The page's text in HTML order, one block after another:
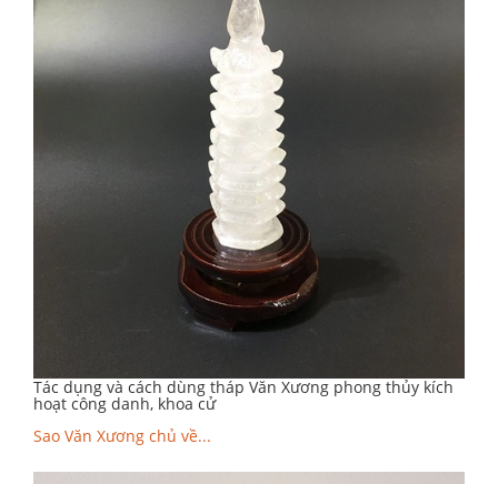
Tác dụng và cách dùng tháp Văn Xương phong thủy kích
hoạt công danh, khoa cử
Sao Văn Xương chủ về...